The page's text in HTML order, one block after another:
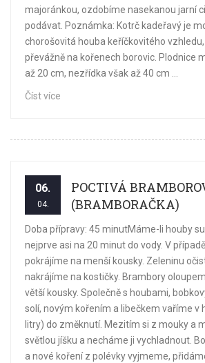
majoránkou, ozdobíme nasekanou jarní
podávat. Poznámka: Kotrč kadeřavý je
chorošovitá houba keříčkovitého
převážně na kořenech borovic. Plodnice
až 20 cm, nezřídka však až 40 cm ...
Číst více
06.
04.
POCTIVÁ
(BRAMBORAČKA)
Doba přípravy: 45 minutMáme-li houby
nejprve asi na 20 minut do vody. V
pokrájíme na menší kousky. Zeleninu
nakrájíme na kostičky. Brambory
větší kousky. Společně s houbami,
solí, novým kořením a libečkem vaříme v
litry) do změknutí. Mezitím si z mouky a
světlou jíšku a necháme ji vychladnout.
a nové koření z polévky vyjmeme,